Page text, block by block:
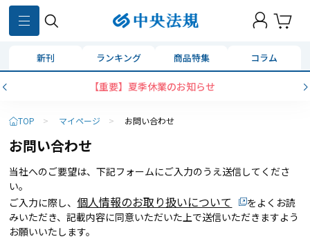
新刊 ランキング 商品特集 コラム
【重要】夏季休業のお知らせ
TOP > マイページ > お問い合わせ
お問い合わせ
当社へのご要望は、下記フォームにご入力のうえ送信してくださ
い。
ご入力に際し、 個人情報のお取り扱いについて
をよくお読
みいただき、記載内容に同意いただいた上で送信いただきますよう
お願いいたします。